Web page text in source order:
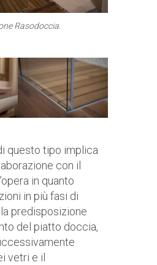
Rasodoccia.
questo tipo implica
con il
in quanto
in più fasi di
predisposizione
del piatto doccia,
vetri e il